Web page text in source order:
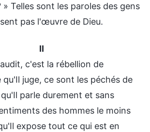
Telles sont les paroles des gens
pas l'œuvre de Dieu.
II
c'est la rébellion de
juge, ce sont les péchés de
parle durement et sans
des hommes le moins
expose tout ce qui est en